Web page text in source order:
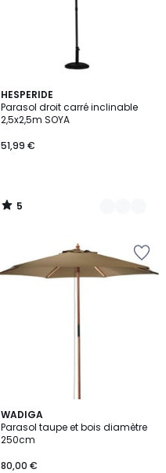
HESPERIDE
Parasol droit carré inclinable
2,5x2,5m SOYA
51,99 €
5
/
5
2
Couleurs
5
/
WADIGA
Parasol taupe et bois diamètre
250cm
80,00 €